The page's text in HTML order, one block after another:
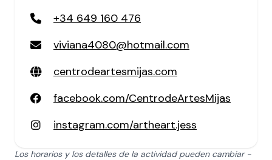
+34 649 160 476
viviana4080@hotmail.com
centrodeartesmijas.com
facebook.com/CentrodeArtesMijas
instagram.com/artheart.jess
Los horarios y los detalles de la actividad pueden cambiar -